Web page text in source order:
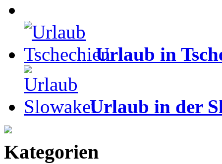
Urlaub in
Urlaub in der
Kategorien